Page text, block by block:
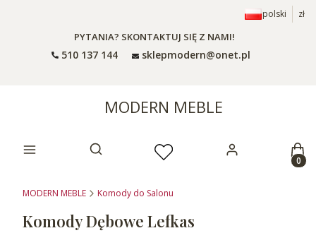
polski zł
PYTANIA? SKONTAKTUJ SIĘ Z NAMI!
510 137 144 sklepmodern@onet.pl
MODERN MEBLE
Otwórz wyszukiwarkę
MODERN MEBLE Komody do Salonu
Komody Dębowe Lefkas